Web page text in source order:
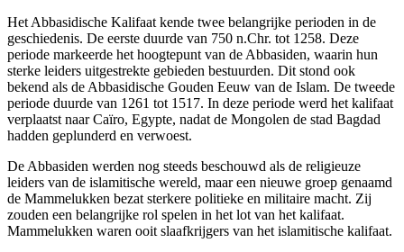
Het Abbasidische Kalifaat kende twee belangrijke perioden in de
geschiedenis. De eerste duurde van 750 n.Chr. tot 1258. Deze
periode markeerde het hoogtepunt van de Abbasiden, waarin hun
sterke leiders uitgestrekte gebieden bestuurden. Dit stond ook
bekend als de Abbasidische Gouden Eeuw van de Islam. De tweede
periode duurde van 1261 tot 1517. In deze periode werd het kalifaat
verplaatst naar Caïro, Egypte, nadat de Mongolen de stad Bagdad
hadden geplunderd en verwoest.
De Abbasiden werden nog steeds beschouwd als de religieuze
leiders van de islamitische wereld, maar een nieuwe groep genaamd
de Mammelukken bezat sterkere politieke en militaire macht. Zij
zouden een belangrijke rol spelen in het lot van het kalifaat.
Mammelukken waren ooit slaafkrijgers van het islamitische kalifaat.